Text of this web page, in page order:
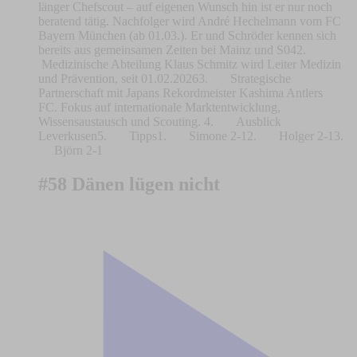
länger Chefscout – auf eigenen Wunsch hin ist er nur noch
beratend tätig. Nachfolger wird André Hechelmann vom FC
Bayern München (ab 01.03.). Er und Schröder kennen sich
bereits aus gemeinsamen Zeiten bei Mainz und S042.
Medizinische Abteilung Klaus Schmitz wird Leiter Medizin
und Prävention, seit 01.02.20263. Strategische
Partnerschaft mit Japans Rekordmeister Kashima Antlers
FC. Fokus auf internationale Marktentwicklung,
Wissensaustausch und Scouting. 4. Ausblick
Leverkusen5. Tipps1. Simone 2-12. Holger 2-13.
Björn 2-1
#58 Dänen lügen nicht